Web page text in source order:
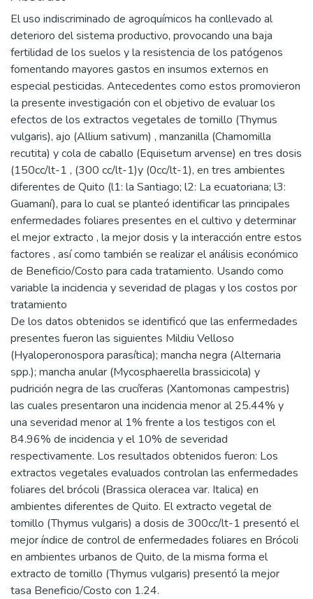
El uso indiscriminado de agroquímicos ha conllevado al
deterioro del sistema productivo, provocando una baja
fertilidad de los suelos y la resistencia de los patógenos
fomentando mayores gastos en insumos externos en
especial pesticidas. Antecedentes como estos promovieron
la presente investigación con el objetivo de evaluar los
efectos de los extractos vegetales de tomillo (Thymus
vulgaris), ajo (Allium sativum) , manzanilla (Chamomilla
recutita) y cola de caballo (Equisetum arvense) en tres dosis
(150cc/lt-1 , (300 cc/lt-1)y (0cc/lt-1), en tres ambientes
diferentes de Quito (l1: la Santiago; l2: La ecuatoriana; l3:
Guamaní), para lo cual se planteó identificar las principales
enfermedades foliares presentes en el cultivo y determinar
el mejor extracto , la mejor dosis y la interacción entre estos
factores , así como también se realizar el análisis económico
de Beneficio/Costo para cada tratamiento. Usando como
variable la incidencia y severidad de plagas y los costos por
tratamiento
De los datos obtenidos se identificó que las enfermedades
presentes fueron las siguientes Mildiu Velloso
(Hyaloperonospora parasítica); mancha negra (Alternaria
spp.); mancha anular (Mycosphaerella brassicicola) y
pudrición negra de las crucíferas (Xantomonas campestris)
las cuales presentaron una incidencia menor al 25.44% y
una severidad menor al 1% frente a los testigos con el
84.96% de incidencia y el 10% de severidad
respectivamente. Los resultados obtenidos fueron: Los
extractos vegetales evaluados controlan las enfermedades
foliares del brócoli (Brassica oleracea var. Italica) en
ambientes diferentes de Quito. El extracto vegetal de
tomillo (Thymus vulgaris) a dosis de 300cc/lt-1 presentó el
mejor índice de control de enfermedades foliares en Brócoli
en ambientes urbanos de Quito, de la misma forma el
extracto de tomillo (Thymus vulgaris) presentó la mejor
tasa Beneficio/Costo con 1.24.